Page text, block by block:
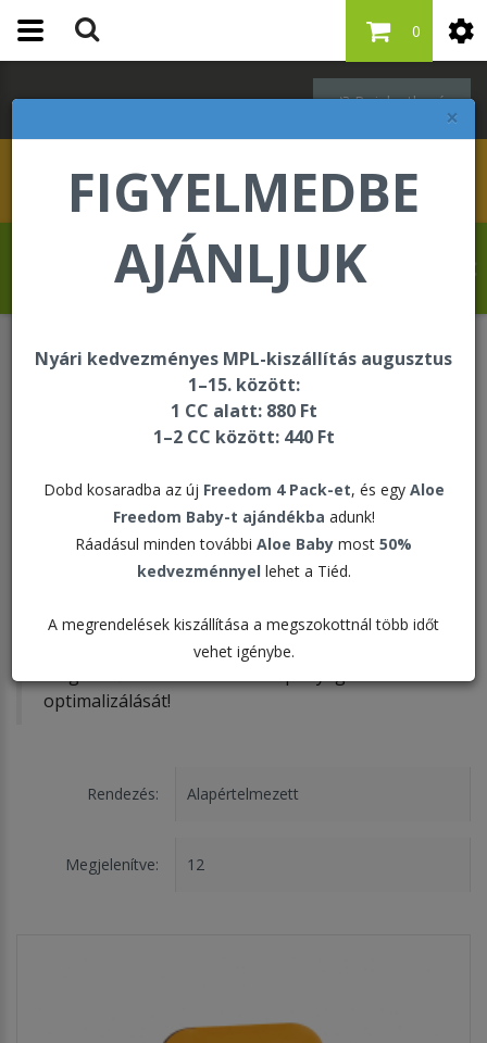
×
FIGYELMEDBE
AJÁNLJUK
Nyári kedvezményes MPL-kiszállítás augusztus
1–15. között:
1 CC alatt: 880 Ft
1–2 CC között: 440 Ft
Dobd kosaradba az új Freedom 4 Pack-et, és egy Aloe
Freedom Baby-t ajándékba adunk!
Ráadásul minden további Aloe Baby most 50%
kedvezménnyel lehet a Tiéd.
A megrendelések kiszállítása a megszokottnál több időt
vehet igénybe.
Bejelentkezés
0
Schleppné Dr. Kasz Edit üdvözli Önt a
Forever Living internetes áruházában!
DX4
Indítsd el saját wellness-utadat a DX4
csomagunkkal, egy négynapos programmal,
amely forradalmi étrend-kiegészítő termékek
kiegyensúlyozottabb életminőség lehetőségét,
elősegítve a telítettség érzetet, a szervezet
optimalizálását!
Rendezés:
Megjelenítve: